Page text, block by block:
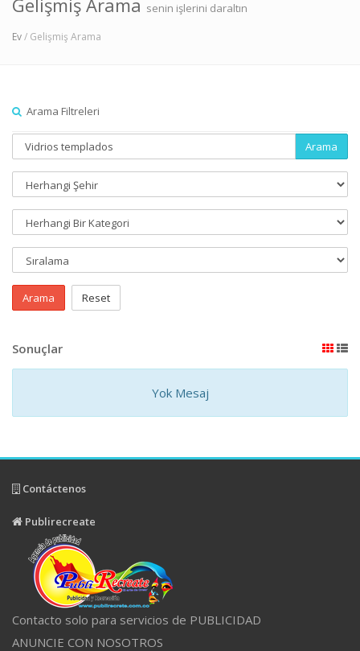
senin işlerini daraltın
Ev/ Gelişmiş Arama
Arama Filtreleri
Arama
Arama Reset
Sonuçlar
Yok Mesaj
Contáctenos
Publirecreate
Contacto solo para servicios de PUBLICIDAD
ANUNCIE CON NOSOTROS